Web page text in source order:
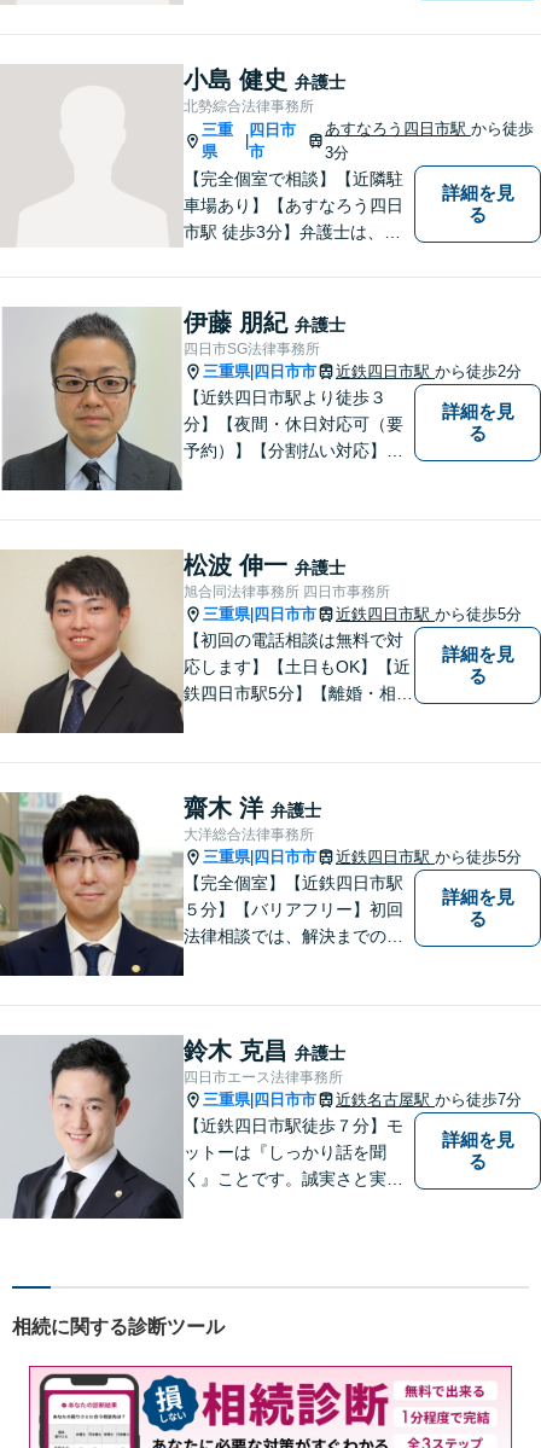
さい。
小島 健史 弁護士
北勢綜合法律事務所
三重
県
四日市
市
あすなろう四日市駅 から徒歩
3分
【完全個室で相談】【近隣駐
車場あり】【あすなろう四日
市駅 徒歩3分】弁護士は、依
わからないことがあれば、何
でも聞いてください。 問題解
決に向かって一緒に頑張りま
しょう。
詳細を見
る
伊藤 朋紀 弁護士
四日市SG法律事務所
三重県| 四日市市 近鉄四日市駅 から徒歩2分
【近鉄四日市駅より徒歩３
分】【夜間・休日対応可（要
予約）】【分割払い対応】
して、一緒に解決方法を考え
る手助けをさせていただけれ
ばと思いますので、お気軽に
ご相談ください。
詳細を見
る
松波 伸一 弁護士
旭合同法律事務所 四日市事務所
三重県| 四日市市 近鉄四日市駅 から徒歩5分
【初回の電話相談は無料で対
応します】【土日もOK】【近
鉄四日市駅5分】【離婚・相続
刑事事件全般】双方ともに納
得する解決を目指します【交
通事故】示談金の増額に向け
尽力
詳細を見
る
齋木 洋 弁護士
大洋総合法律事務所
三重県| 四日市市 近鉄四日市駅 から徒歩5分
【完全個室】【近鉄四日市駅
５分】【バリアフリー】初回
法律相談では、解決までの流
企業法務・顧問弁護士
詳細を見
る
鈴木 克昌 弁護士
四日市エース法律事務所
三重県| 四日市市 近鉄名古屋駅 から徒歩7分
【近鉄四日市駅徒歩７分】モ
ットーは『しっかり話を聞
く』ことです。誠実さと実直
（使用者側）／交通事故／相
気軽にご相談ください。
詳細を見
る
相続に関する診断ツール